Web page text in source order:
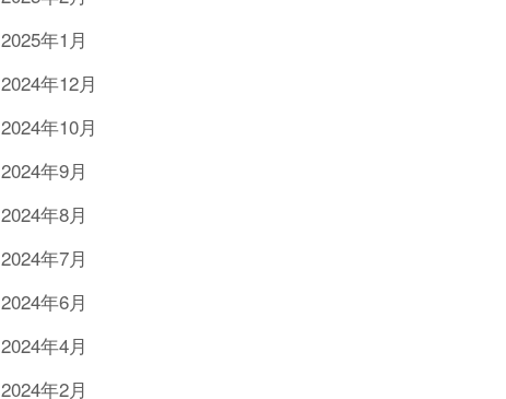
2025年1月
2024年12月
2024年10月
2024年9月
2024年8月
2024年7月
2024年6月
2024年4月
2024年2月